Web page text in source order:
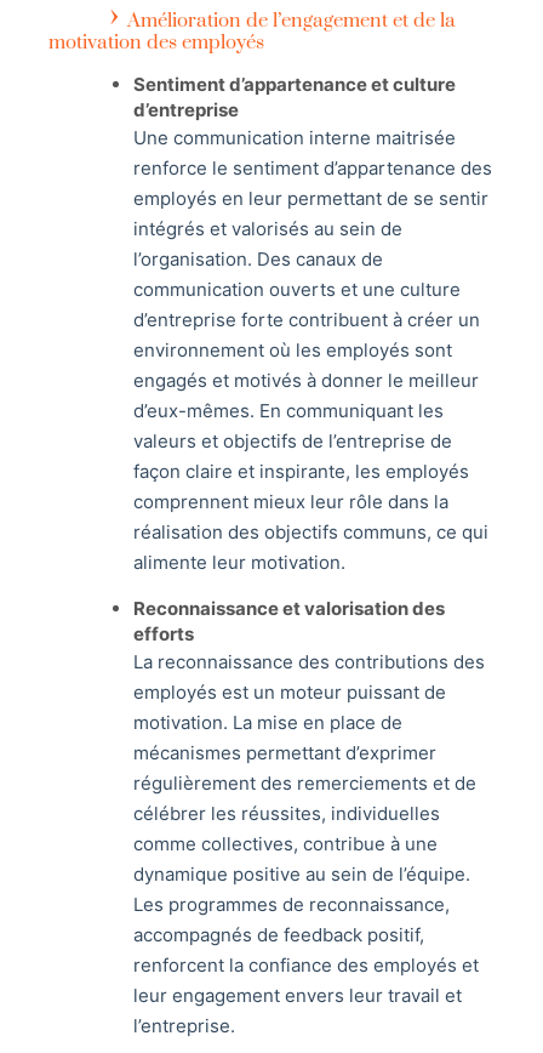
Amélioration de l’engagement et de la
motivation des employés
Sentiment d’appartenance et culture
d’entreprise
Une communication interne maitrisée
renforce le sentiment d’appartenance des
employés en leur permettant de se sentir
intégrés et valorisés au sein de
l’organisation. Des canaux de
communication ouverts et une culture
d’entreprise forte contribuent à créer un
environnement où les employés sont
engagés et motivés à donner le meilleur
d’eux-mêmes. En communiquant les
valeurs et objectifs de l’entreprise de
façon claire et inspirante, les employés
comprennent mieux leur rôle dans la
réalisation des objectifs communs, ce qui
alimente leur motivation.
Reconnaissance et valorisation des
efforts
La reconnaissance des contributions des
employés est un moteur puissant de
motivation. La mise en place de
mécanismes permettant d’exprimer
régulièrement des remerciements et de
célébrer les réussites, individuelles
comme collectives, contribue à une
dynamique positive au sein de l’équipe.
Les programmes de reconnaissance,
accompagnés de feedback positif,
renforcent la confiance des employés et
leur engagement envers leur travail et
l’entreprise.